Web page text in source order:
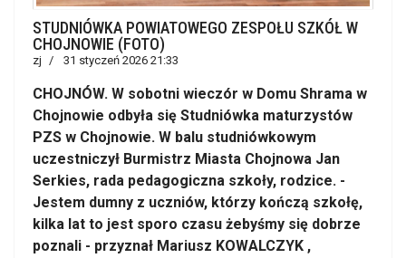
STUDNIÓWKA POWIATOWEGO ZESPOŁU SZKÓŁ W
CHOJNOWIE (FOTO)
zj 31 styczeń 2026 21:33
CHOJNÓW. W sobotni wieczór w Domu Shrama w
Chojnowie odbyła się Studniówka maturzystów
PZS w Chojnowie. W balu studniówkowym
uczestniczył Burmistrz Miasta Chojnowa Jan
Serkies, rada pedagogiczna szkoły, rodzice. -
Jestem dumny z uczniów, którzy kończą szkołę,
kilka lat to jest sporo czasu żebyśmy się dobrze
poznali - przyznał Mariusz KOWALCZYK ,